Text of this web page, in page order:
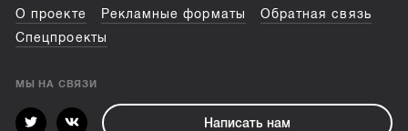
О проекте Рекламные форматы
Обратная связь
Спецпроекты
МЫ НА СВЯЗИ
Написать нам